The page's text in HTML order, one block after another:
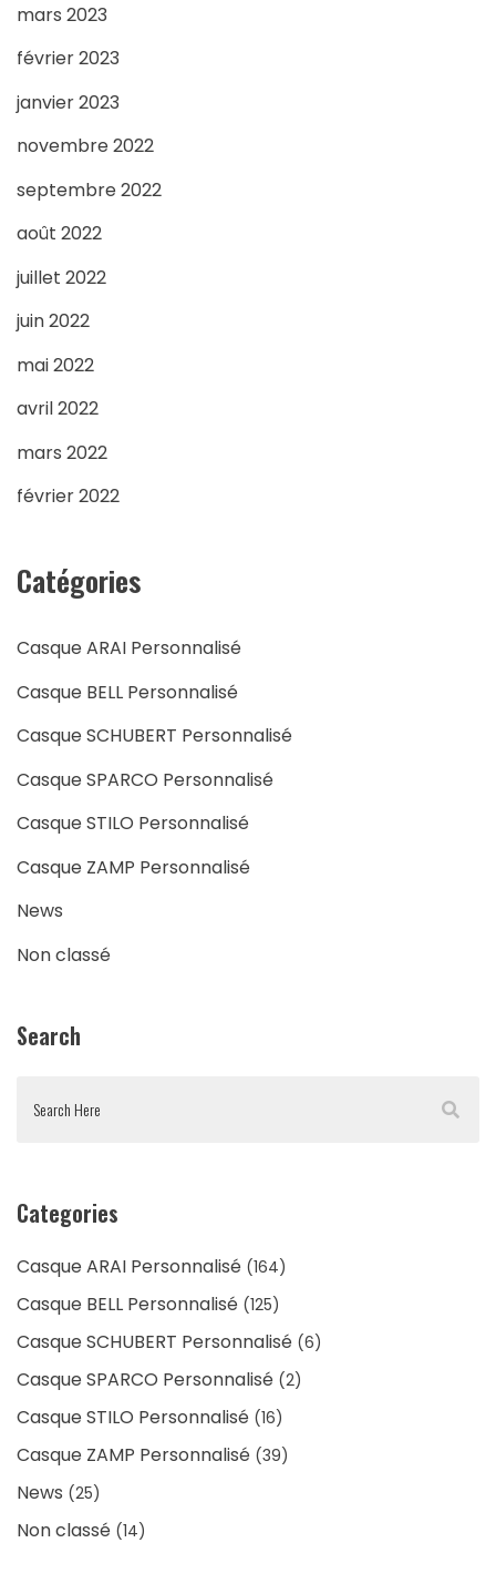
mars 2023
février 2023
janvier 2023
novembre 2022
septembre 2022
août 2022
juillet 2022
juin 2022
mai 2022
avril 2022
mars 2022
février 2022
Catégories
Casque ARAI Personnalisé
Casque BELL Personnalisé
Casque SCHUBERT Personnalisé
Casque SPARCO Personnalisé
Casque STILO Personnalisé
Casque ZAMP Personnalisé
News
Non classé
Search
Categories
Casque ARAI Personnalisé (164)
Casque BELL Personnalisé (125)
Casque SCHUBERT Personnalisé (6)
Casque SPARCO Personnalisé (2)
Casque STILO Personnalisé (16)
Casque ZAMP Personnalisé (39)
News (25)
Non classé (14)